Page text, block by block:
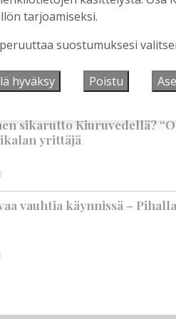
myös hölläämään
sikarutto Kiuruvedellä?
yrittäjä
vauhtia käynnissä –
tarjoamiseksi.
suostumuksesi
hyväksy Poistu